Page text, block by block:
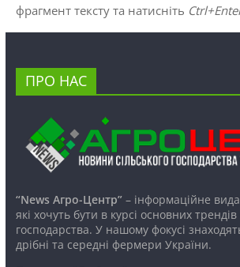
фрагмент тексту та натисніть
ПРО НАС
“News Агро-Центр”– інформаційне
які хочуть бути в курсі основних трендів
господарства. У нашому фокусі
дрібні та середні фермери України.